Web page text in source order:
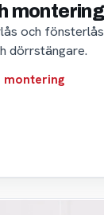
montering
och
dörrstängare.
montering